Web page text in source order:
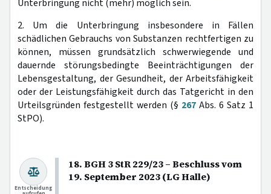
Unterbringung nicht (mehr) möglich sein.
2. Um die Unterbringung insbesondere in Fällen
schädlichen Gebrauchs von Substanzen rechtfertigen zu
können, müssen grundsätzlich schwerwiegende und
dauernde störungsbedingte Beeinträchtigungen der
Lebensgestaltung, der Gesundheit, der Arbeitsfähigkeit
oder der Leistungsfähigkeit durch das Tatgericht in den
Urteilsgründen festgestellt werden (§ 267 Abs. 6 Satz 1
StPO).
18. BGH 3 StR 229/23 – Beschluss vom
19. September 2023 (LG Halle)
Entscheidung